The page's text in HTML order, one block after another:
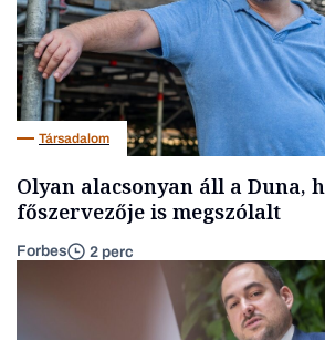
Társadalom
Olyan alacsonyan áll a Duna,
főszervezője is megszólalt
Forbes 2 perc